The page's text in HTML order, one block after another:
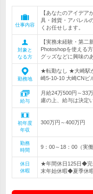
仕事内容
【あなたのアイデア
具・雑貨・アパレル
くお任せします。
対象と
なる方
【実務未経験・第二
Photoshopを使える
グッズなどに興味の
勤務地
★転勤なし ★大崎駅
崎5-10-10 大崎CNビ
給与
月給24万500円～33
慮の上、給与は決定
初年度
年収
300万円～400万円
勤務
時間
9：00～18：00（実
休日
休暇
★年間休日125日◆
末年始休暇◆夏季休